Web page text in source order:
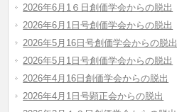
2026年6月1６日創価学会からの脱出
2026年6月1日号創価学会からの脱出
2026年5月16日号創価学会からの脱出
2026年5月1日号創価学会からの脱出
2026年4月16日創価学会からの脱出
2026年4月1日号顕正会からの脱出